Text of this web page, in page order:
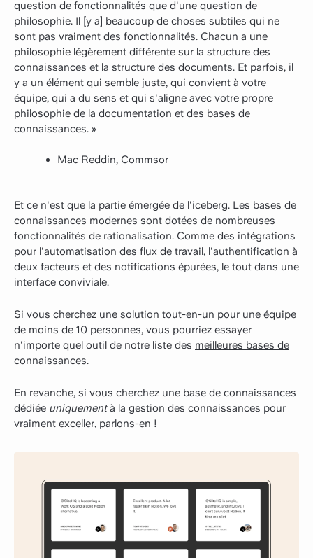
question de fonctionnalités que d'une question de
philosophie. Il [y a] beaucoup de choses subtiles qui ne
sont pas vraiment des fonctionnalités. Chacun a une
philosophie légèrement différente sur la structure des
connaissances et la structure des documents. Et parfois, il
y a un élément qui semble juste, qui convient à votre
équipe, qui a du sens et qui s'aligne avec votre propre
philosophie de la documentation et des bases de
connaissances. »
Mac Reddin, Commsor
Et ce n'est que la partie émergée de l'iceberg. Les bases de
connaissances modernes sont dotées de nombreuses
fonctionnalités de rationalisation. Comme des intégrations
pour l'automatisation des flux de travail, l'authentification à
deux facteurs et des notifications épurées, le tout dans une
interface conviviale.
Si vous cherchez une solution tout-en-un pour une équipe
de moins de 10 personnes, vous pourriez essayer
n'importe quel outil de notre liste des meilleures bases de
connaissances.
En revanche, si vous cherchez une base de connaissances
dédiée uniquementà la gestion des connaissances pour
vraiment exceller, parlons-en !